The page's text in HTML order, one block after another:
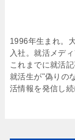
1996年生まれ。
入社。就活メディ
これまでに就活
就活生が"偽りの
活情報を発信し続